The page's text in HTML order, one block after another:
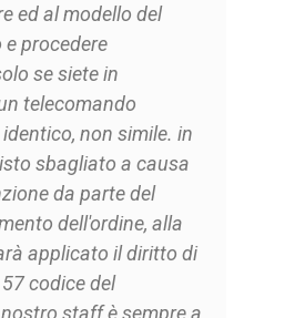
ed al modello del
procedere
se siete in
telecomando
non simile. in
sbagliato a causa
da parte del
dell'ordine, alla
applicato il diritto di
codice del
staff è sempre a